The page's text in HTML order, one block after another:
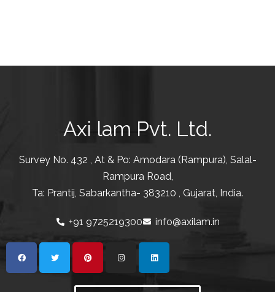
Axi lam Pvt. Ltd.
Survey No. 432 , At & Po: Amodara (Rampura), Salal-
Rampura Road,
Ta: Prantij, Sabarkantha- 383210 , Gujarat, India.
+91 9725219300 info@axilam.in